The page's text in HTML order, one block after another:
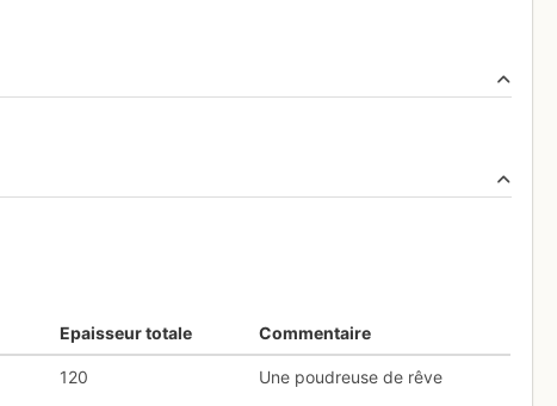
Epaisseur totale Commentaire
120 Une poudreuse de rêve